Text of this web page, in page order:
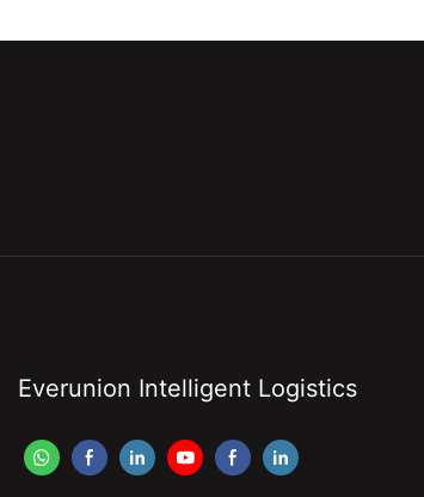
Everunion Intelligent Logistics